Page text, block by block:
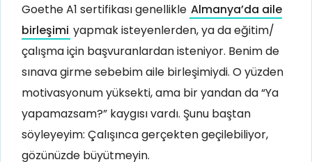
Goethe A1 sertifikası genellikle Almanya’da aile
birleşimi yapmak isteyenlerden, ya da eğitim/
çalışma için başvuranlardan isteniyor. Benim de
sınava girme sebebim aile birleşimiydi. O yüzden
motivasyonum yüksekti, ama bir yandan da “Ya
yapamazsam?” kaygısı vardı. Şunu baştan
söyleyeyim: Çalışınca gerçekten geçilebiliyor,
gözünüzde büyütmeyin.